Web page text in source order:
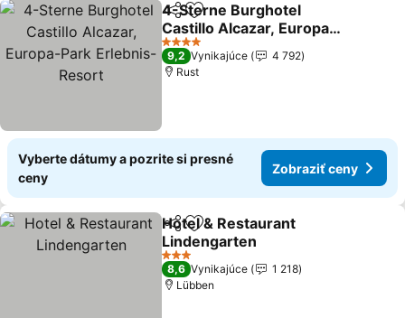
ZdieľaťPridať do obľúbených
4-Sterne Burghotel
Castillo Alcazar, Europa-
Park Erlebnis-Resort
Zobraziť ceny
4 Počet hviezdičiek
9,2 Vynikajúce
4 792
Rust
Vyberte dátumy a pozrite si presné
ceny
Zobraziť ceny
ZdieľaťPridať do obľúbených
Hotel & Restaurant
Lindengarten
Zobraziť ceny
3 Počet hviezdičiek
8,6 Vynikajúce
1 218
Lübben